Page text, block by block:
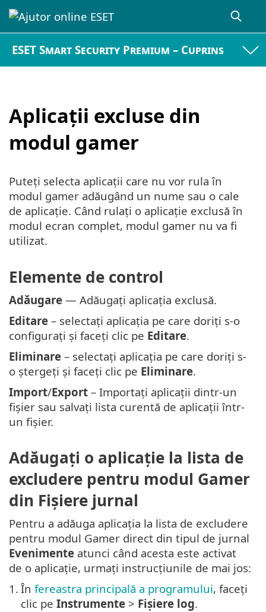
ESET Smart Security Premium – Cuprins
Aplicații excluse din
modul gamer
Puteți selecta aplicații care nu vor rula în
modul gamer adăugând un nume sau o cale
de aplicație. Când rulați o aplicație exclusă în
modul ecran complet, modul gamer nu va fi
utilizat.
Elemente de control
Adăugare — Adăugați aplicația exclusă.
Editare – selectați aplicația pe care doriți s-o
configurați și faceți clic pe Editare.
Eliminare – selectați aplicația pe care doriți s-
o ștergeți și faceți clic pe Eliminare.
Import/Export – Importați aplicații dintr-un
fișier sau salvați lista curentă de aplicații într-
un fișier.
Adăugați o aplicație la lista de
excludere pentru modul Gamer
din Fișiere jurnal
Pentru a adăuga aplicația la lista de excludere
pentru modul Gamer direct din tipul de jurnal
Evenimente atunci când acesta este activat
de o aplicație, urmați instrucțiunile de mai jos:
1. În fereastra principală a programului, faceți
clic pe Instrumente > Fișiere log.